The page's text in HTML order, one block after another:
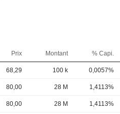
Prix Montant % Capi.
68,29 100 k 0,0057%
80,00 28 M 1,4113%
80,00 28 M 1,4113%